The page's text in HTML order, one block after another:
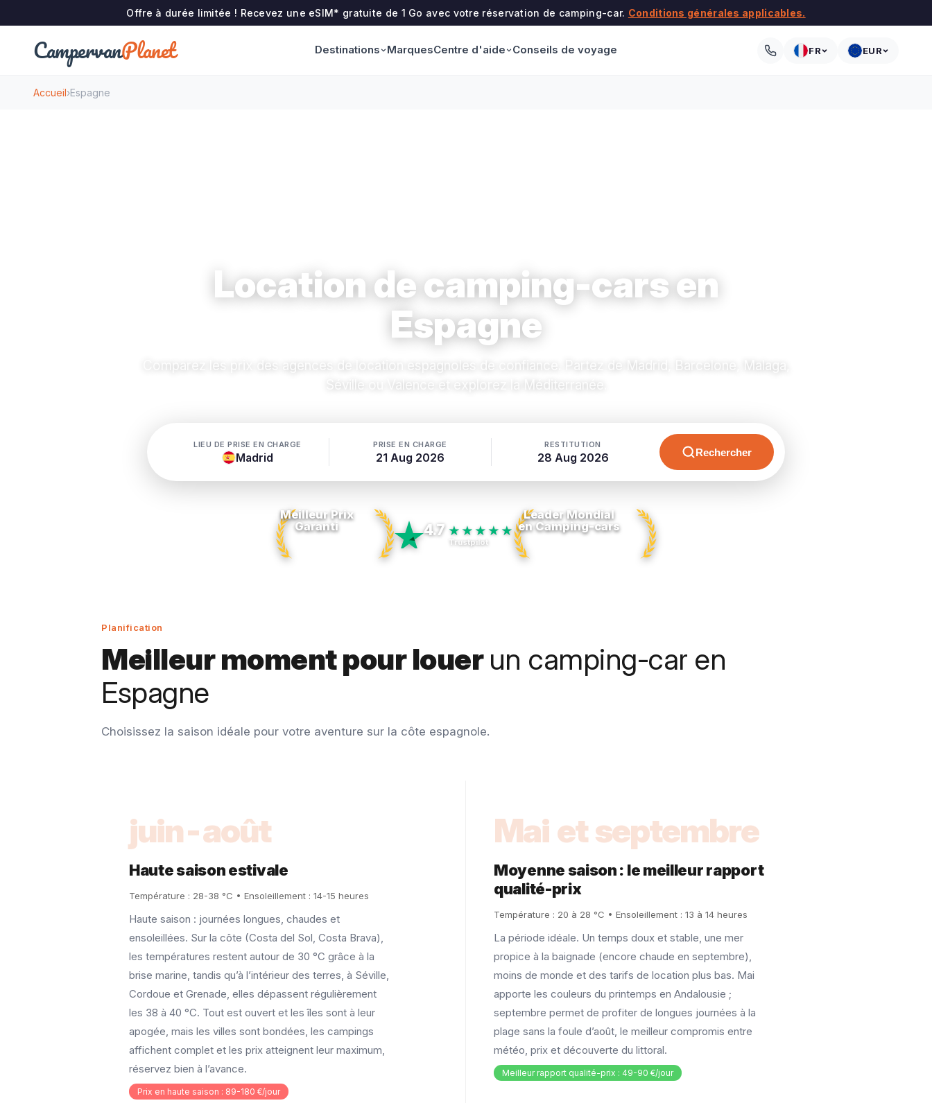
Offre à durée limitée ! Recevez une eSIM* gratuite de 1 Go avec votre réservation de camping-car. Conditions générales applicables.
CampervanPlanet Destinations MarquesCentre d'aide Conseils de voyage FR EUR
Accueil›Espagne
Location de camping-cars en
Espagne
Comparez les prix des agences de location espagnoles de confiance. Partez de Madrid, Barcelone, Malaga,
Séville ou Valence et explorez la Méditerranée.
LIEU DE PRISE EN CHARGE
Madrid
PRISE EN CHARGE
21 Aug 2026
RESTITUTION
28 Aug 2026 Rechercher
Meilleur Prix
Garanti
4.7 ★★★★★
Trustpilot
Leader Mondial
en Camping-cars
Planification
Meilleur moment pour louer un camping-car en
Espagne
Choisissez la saison idéale pour votre aventure sur la côte espagnole.
juin-août
Haute saison estivale
Température : 28-38 °C • Ensoleillement : 14-15 heures
Haute saison : journées longues, chaudes et
ensoleillées. Sur la côte (Costa del Sol, Costa Brava),
les températures restent autour de 30 °C grâce à la
brise marine, tandis qu’à l’intérieur des terres, à Séville,
Cordoue et Grenade, elles dépassent régulièrement
les 38 à 40 °C. Tout est ouvert et les îles sont à leur
apogée, mais les villes sont bondées, les campings
affichent complet et les prix atteignent leur maximum,
réservez bien à l’avance.
Prix en haute saison : 89-180 €/jour
Mai et septembre
Moyenne saison : le meilleur rapport
qualité-prix
Température : 20 à 28 °C • Ensoleillement : 13 à 14 heures
La période idéale. Un temps doux et stable, une mer
propice à la baignade (encore chaude en septembre),
moins de monde et des tarifs de location plus bas. Mai
apporte les couleurs du printemps en Andalousie ;
septembre permet de profiter de longues journées à la
plage sans la foule d’août, le meilleur compromis entre
météo, prix et découverte du littoral.
Meilleur rapport qualité-prix : 49-90 €/jour